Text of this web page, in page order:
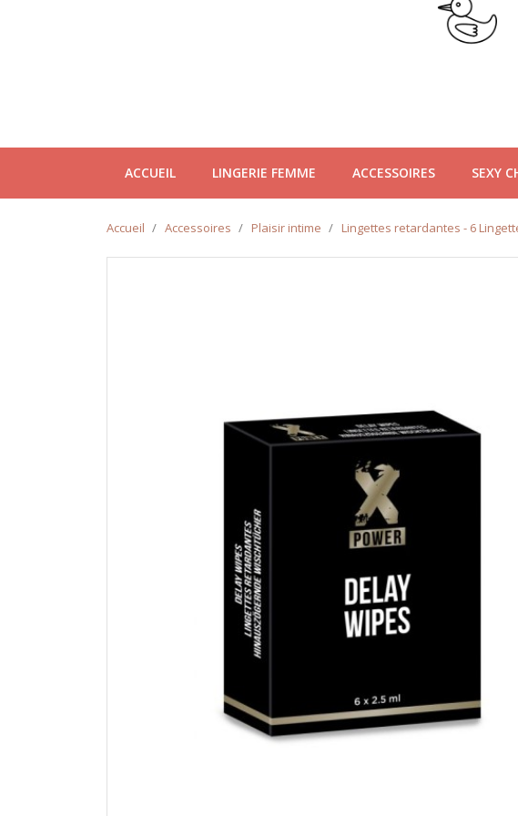
ACCUEIL LINGERIE FEMME ACCESSOIRES SEXY
Accueil Accessoires Plaisir intime Lingettes retardantes - 6